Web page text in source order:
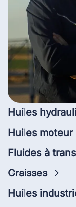
Huiles
Huiles moteur
Fluides à
Graisses
Huiles